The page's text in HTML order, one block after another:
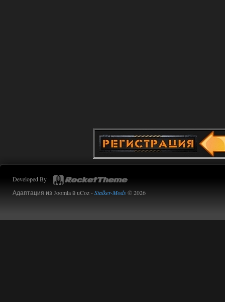
Developed By
Адаптация из Joomla в uCoz -Stalker-Mods© 2026